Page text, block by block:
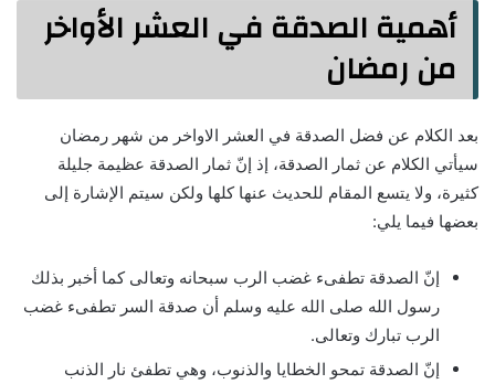
أهمية الصدقة في العشر الأواخر
من رمضان
بعد الكلام عن فضل الصدقة في العشر الاواخر من شهر رمضان
سيأتي الكلام عن ثمار الصدقة، إذ إنّ ثمار الصدقة عظيمة جليلة
كثيرة، ولا يتسع المقام للحديث عنها كلها ولكن سيتم الإشارة إلى
بعضها فيما يلي:
إنّ الصدقة تطفىء غضب الرب سبحانه وتعالى كما أخبر بذلك
رسول الله صلى الله عليه وسلم أن صدقة السر تطفىء غضب
الرب تبارك وتعالى.
إنّ الصدقة تمحو الخطايا والذنوب، وهي تطفئ نار الذنب